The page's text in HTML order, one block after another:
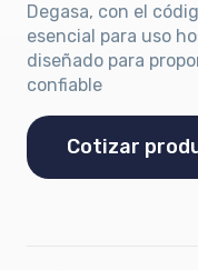
Degasa, con el
esencial para uso
diseñado para
confiable
Cotizar